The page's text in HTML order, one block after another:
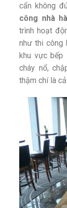
cẩn không
công nhà
trình hoạt
như thi công
khu vực bếp
cháy nổ,
thậm chí là